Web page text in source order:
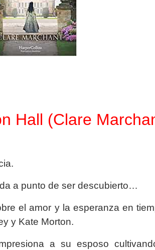
Hall (Clare
a punto de ser descubierto…
el amor y la esperanza en
y Kate Morton.
a su esposo